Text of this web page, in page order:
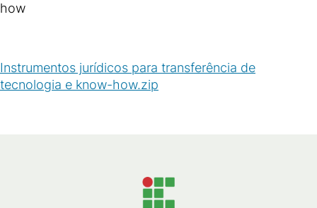
how
Instrumentos jurídicos para transferência de
tecnologia e know-how.zip